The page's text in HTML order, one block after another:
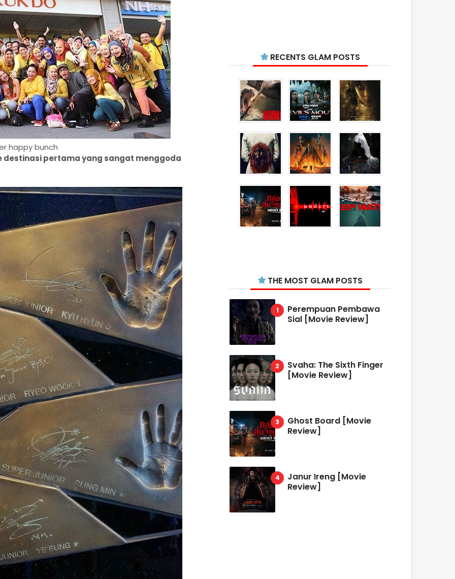
happy bunch
destinasi pertama yang sangat menggoda
RECENTS GLAM POSTS
THE MOST GLAM POSTS
Perempuan Pembawa
Sial [Movie Review]
Svaha: The Sixth Finger
[Movie Review]
Ghost Board [Movie
Review]
Janur Ireng [Movie
Review]